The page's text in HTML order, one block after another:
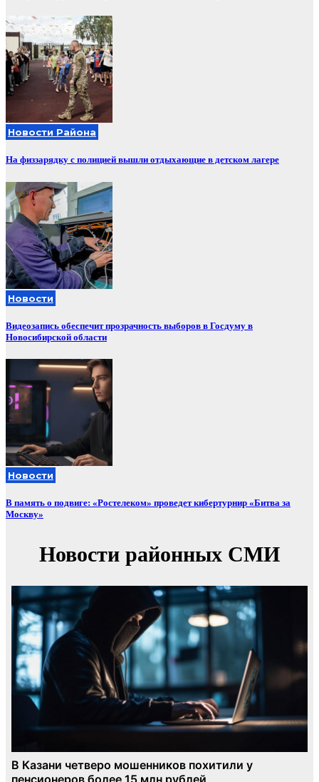
Новости Района
На физзарядку с полицией вышли отдыхающие в детском лагере
Новости
Видеозапись обеспечит прозрачность выборов в Госдуму в
Новосибирской области
Новости
В память о подвиге: «Ростелеком» проведет кибертурнир «Битва за
Москву»